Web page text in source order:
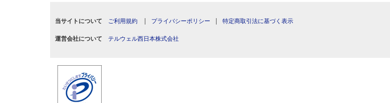
当サイトについて ご利用規約 | プライバシーポリシー | 特定商取引法に基づく表示
運営会社について テルウェル西日本株式会社